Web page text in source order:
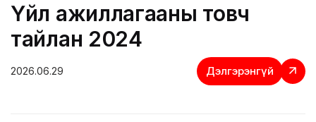
Үйл ажиллагааны товч
тайлан 2024
2026.06.29 Дэлгэрэнгүй